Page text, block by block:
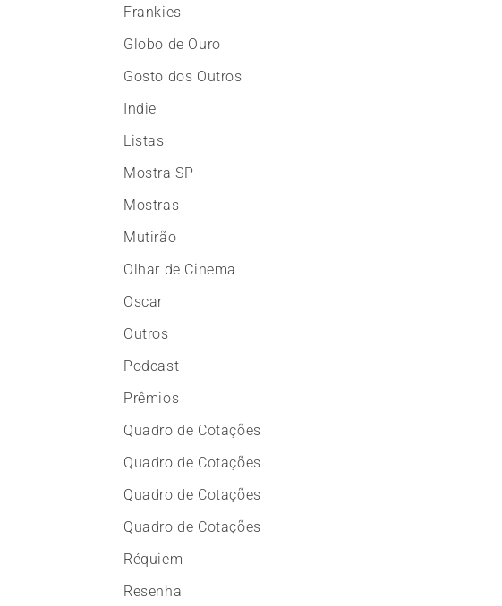
Frankies
Globo de Ouro
Gosto dos Outros
Indie
Listas
Mostra SP
Mostras
Mutirão
Olhar de Cinema
Oscar
Outros
Podcast
Prêmios
Quadro de Cotações
Quadro de Cotações
Quadro de Cotações
Quadro de Cotações
Réquiem
Resenha